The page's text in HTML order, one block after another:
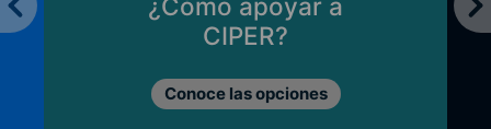
¿Cómo apoyar a
CIPER?
Conoce las opciones